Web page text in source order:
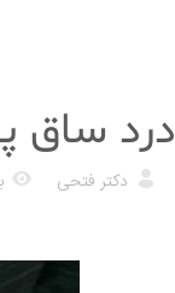
درد ساق
دکتر فتحی